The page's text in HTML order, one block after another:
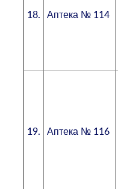
18. Аптека № 114
19. Аптека № 116